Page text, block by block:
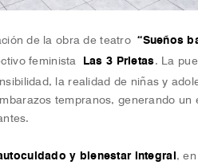
de la obra de teatro“Sueños
feminista Las 3 Prietas . La
la realidad de niñas y
tempranos, generando un
y bienestar integral ,